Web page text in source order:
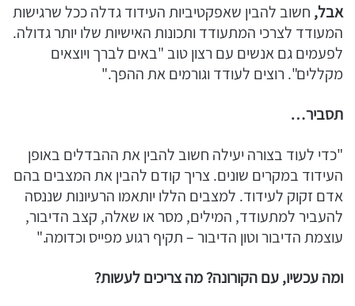
אבל, חשוב להבין שאפקטיביות העידוד גדלה ככל שרגישות
המעודד לצרכי המתעודד ותכונות האישיות שלו יותר גדולה.
לפעמים גם אנשים עם רצון טוב "באים לברך ויוצאים
מקללים". רוצים לעודד וגורמים את ההפך."
תסביר…
"כדי לעוד בצורה יעילה חשוב להבין את ההבדלים באופן
העידוד במקרים שונים. צריך קודם להבין את המצבים בהם
אדם זקוק לעידוד. למצבים הללו יותאמו הרעיונות שננסה
להעביר למתעודד, המילים, מסר או שאלה, קצב הדיבור,
עוצמת הדיבור וטון הדיבור – תקיף רגוע מפייס וכדומה."
ומה עכשיו, עם הקורונה? מה צריכים לעשות?